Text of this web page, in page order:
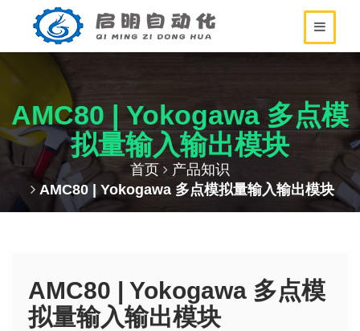
AMC80 | Yokogawa 多点模
拟量输入输出模块
首页
产品知识
AMC80 | Yokogawa 多点模拟量输入输出模块
AMC80 | Yokogawa 多点模
拟量输入输出模块